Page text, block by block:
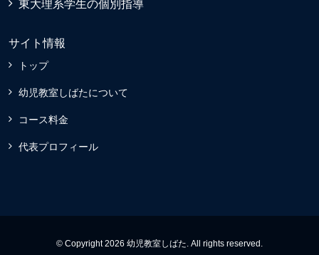
東大理系学生の個別指導
サイト情報
トップ
幼児教室しばたについて
コース料金
代表プロフィール
© Copyright 2026 幼児教室しばた. All rights reserved.